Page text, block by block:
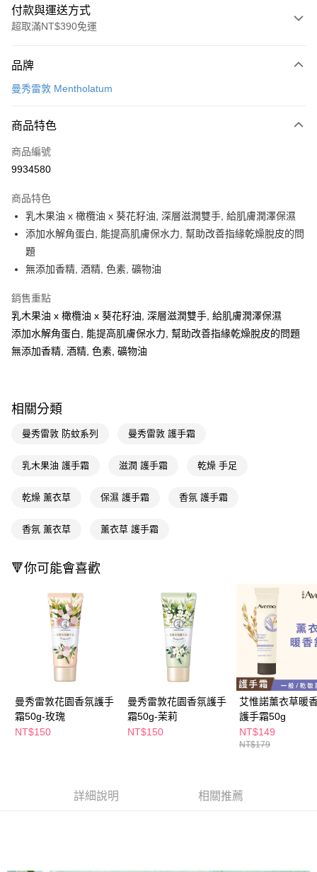
付款與運送方式
超取滿NT$390免運
POYA支付
超商取貨付款
LINE Pay
街口支付
悠遊付
Google Pay
相關說明
【關於「AFTEE先享後付」】
AFTEE先享後付是「在收到商品之後才付款」的支付方式。 讓您購物簡單
１．簡單：不需註冊會員、不需綁卡、不需儲值。
【「AFTEE先享後付」結帳流程】
結帳頁面，進行簡訊認證並確認金額後，即可完成結帳。
ATM／網路銀行／等多元方式進行付款，方視為交易完成。
購買商品的店家。未經商家同意取消之訂單仍視為有效，需透過AFTEE先享
是否繳費成功／繳費後需取消欲退款等相關疑問，請聯繫「AFTEE先享後付
【注意事項】
易，需依本服務之必要範圍內提供個人資料，並將交易相關給付款項請求債
權轉讓予恩沛科技股份有限公司。
２．關於個人資料處理事宜，請瀏覽以下網址：
https://aftee.tw/terms/#terms3
３．未成年的使用者請事先徵得法定代理人或監護人之同意方可使用
「AFTEE先享後付」，若未經同意申辦者引起之損失，本公司不負相關責
４．使用「AFTEE先享後付」時，將依據個別帳號之用戶狀況，依本公司即
時審查核予不同之上限額度；若仍有額度不足之情形，本公司將視審查結果
請求用戶進行身份認證。
５．嚴禁一人註冊多個帳號或使用他人資訊註冊。若發現惡意使用之情形，
恩沛科技股份有限公司將有權停止該用戶之使用額度並採取法律行動。
即享券
每筆NT$65，滿NT$390(含以上)免運費
付款後全家取貨
每筆NT$65，滿NT$490(含以上)免運費
7-11取貨付款
付款後7-11取貨
每筆NT$65，滿NT$490(含以上)免運費
宅配(本島)
每筆NT$100，滿NT$790(含以上)免運費
付款後寶雅門市自取(由倉庫統一出貨)
每筆NT$80，滿NT$290(含以上)免運費
品牌
曼秀雷敦 Mentholatum
商品特色
商品編號
9934580
商品特色
乳木果油 x 橄欖油 x 葵花籽油, 深層滋潤雙手, 給肌膚潤澤保濕
添加水解角蛋白, 能提高肌膚保水力, 幫助改善指緣乾燥脫皮的問
題
無添加香精, 酒精, 色素, 礦物油
銷售重點
乳木果油 x 橄欖油 x 葵花籽油, 深層滋潤雙手, 給肌膚潤澤保濕
添加水解角蛋白, 能提高肌膚保水力, 幫助改善指緣乾燥脫皮的問題
無添加香精, 酒精, 色素, 礦物油
相關分類
曼秀雷敦 防蚊系列 曼秀雷敦 護手霜
乳木果油 護手霜 滋潤 護手霜 乾燥 手足
乾燥 薰衣草 保濕 護手霜 香氛 護手霜
香氛 薰衣草 薰衣草 護手霜
🔻你可能會喜歡
曼秀雷敦花園香氛護手
霜50g-玫瑰
NT$150
曼秀雷敦花園香氛護手
霜50g-茉莉
NT$150
艾惟諾薰衣草暖
護手霜50g
NT$149
NT$179
詳細說明 相關推薦